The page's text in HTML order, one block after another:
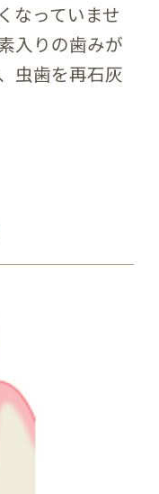
なっていませ
入りの歯みが
虫歯を再石灰